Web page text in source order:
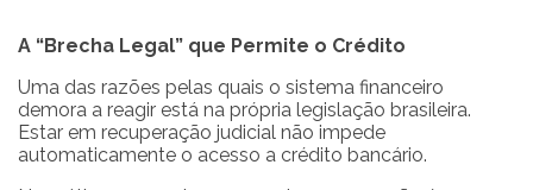
A “Brecha Legal” que Permite o Crédito
Uma das razões pelas quais o sistema financeiro
demora a reagir está na própria legislação brasileira.
Estar em recuperação judicial não impede
automaticamente o acesso a crédito bancário.